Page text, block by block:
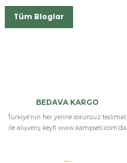
Tüm Bloglar
BEDAVA KARGO
Türkiye’nin her yerine sorunsuz teslimat
ile alışveriş keyfi www.kampseti.com’da